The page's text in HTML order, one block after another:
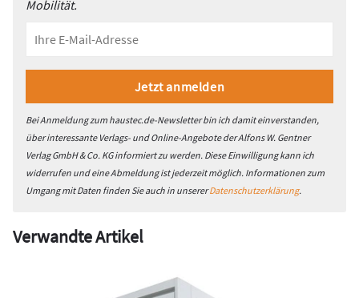
Mobilität.
Bei Anmeldung zum haustec.de-Newsletter bin ich damit einverstanden,
über interessante Verlags- und Online-Angebote der Alfons W. Gentner
Verlag GmbH & Co. KG informiert zu werden. Diese Einwilligung kann ich
widerrufen und eine Abmeldung ist jederzeit möglich. Informationen zum
Umgang mit Daten finden Sie auch in unsererDatenschutzerklärung.
Verwandte Artikel